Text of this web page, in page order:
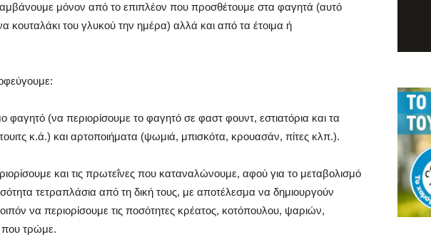
μόνον από το επιπλέον που προσθέτουμε στα φαγητά (αυτό
κουταλάκι του γλυκού την ημέρα) αλλά και από τα έτοιμα ή
φαγητό (να περιορίσουμε το φαγητό σε φαστ φουντ, εστιατόρια και τα
κ.ά.) και αρτοποιήματα (ψωμιά, μπισκότα, κρουασάν, πίτες κλπ.).
και τις πρωτεΐνες που καταναλώνουμε, αφού για το μεταβολισμό
τετραπλάσια από τη δική τους, με αποτέλεσμα να δημιουργούν
να περιορίσουμε τις ποσότητες κρέατος, κοτόπουλου, ψαριών,
που τρώμε.